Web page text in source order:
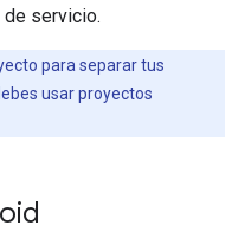
de servicio.
para separar tus
usar proyectos